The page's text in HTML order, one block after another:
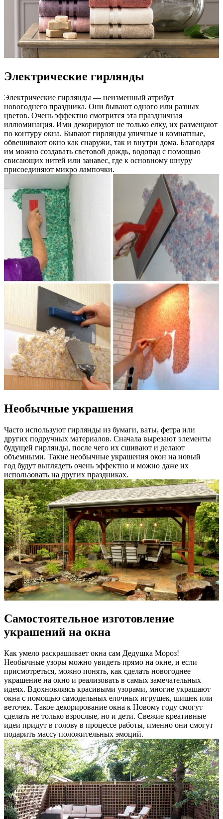
Электрические гирлянды
Электрические гирлянды — неизменный атрибут
новогоднего праздника. Они бывают одного или разных
цветов. Очень эффектно смотрится эта праздничная
иллюминация. Ими декорируют не только елку, их размещают
по контуру окна. Бывают гирлянды уличные и комнатные,
обвешивают окно как снаружи, так и внутри дома. Благодаря
им можно создавать световой дождь, водопад с помощью
свисающих нитей или занавес, где к основному шнуру
присоединяют микро лампочки.
Необычные украшения
Часто используют гирлянды из бумаги, ваты, фетра или
других подручных материалов. Сначала вырезают элементы
будущей гирлянды, после чего их сшивают и делают
объемными. Такие необычные украшения окон на новый
год будут выглядеть очень эффектно и можно даже их
использовать на других праздниках.
Самостоятельное изготовление
украшений на окна
Как умело раскрашивает окна сам Дедушка Мороз!
Необычные узоры можно увидеть прямо на окне, и если
присмотреться, можно понять, как сделать новогоднее
украшение на окно и реализовать в самых замечательных
идеях. Вдохновляясь красивыми узорами, многие украшают
окна с помощью самодельных елочных игрушек, шишек или
веточек. Такое декорирование окна к Новому году смогут
сделать не только взрослые, но и дети. Свежие креативные
идеи придут в голову в процессе работы, именно они смогут
подарить массу положительных эмоций.